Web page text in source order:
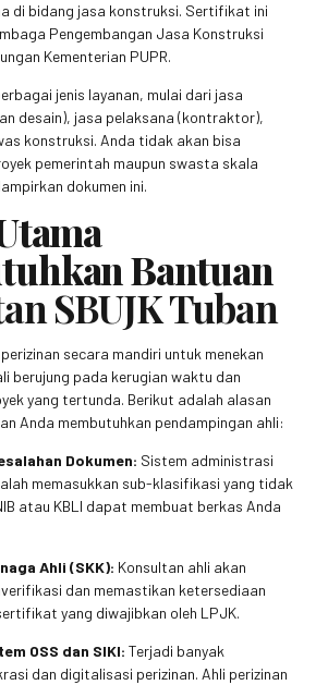
di bidang jasa konstruksi. Sertifikat ini
Pengembangan Jasa Konstruksi
Kementerian PUPR.
jenis layanan, mulai dari jasa
desain), jasa pelaksana (kontraktor),
konstruksi. Anda tidak akan bisa
pemerintah maupun swasta skala
dokumen ini.
Bantuan
SBUJK Tuban
secara mandiri untuk menekan
berujung pada kerugian waktu dan
yang tertunda. Berikut adalah alasan
Anda membutuhkan pendampingan ahli:
Dokumen: Sistem administrasi
memasukkan sub-klasifikasi yang tidak
atau KBLI dapat membuat berkas Anda
Ahli (SKK): Konsultan ahli akan
dan memastikan ketersediaan
yang diwajibkan oleh LPJK.
OSS dan SIKI: Terjadi banyak
dan digitalisasi perizinan. Ahli perizinan